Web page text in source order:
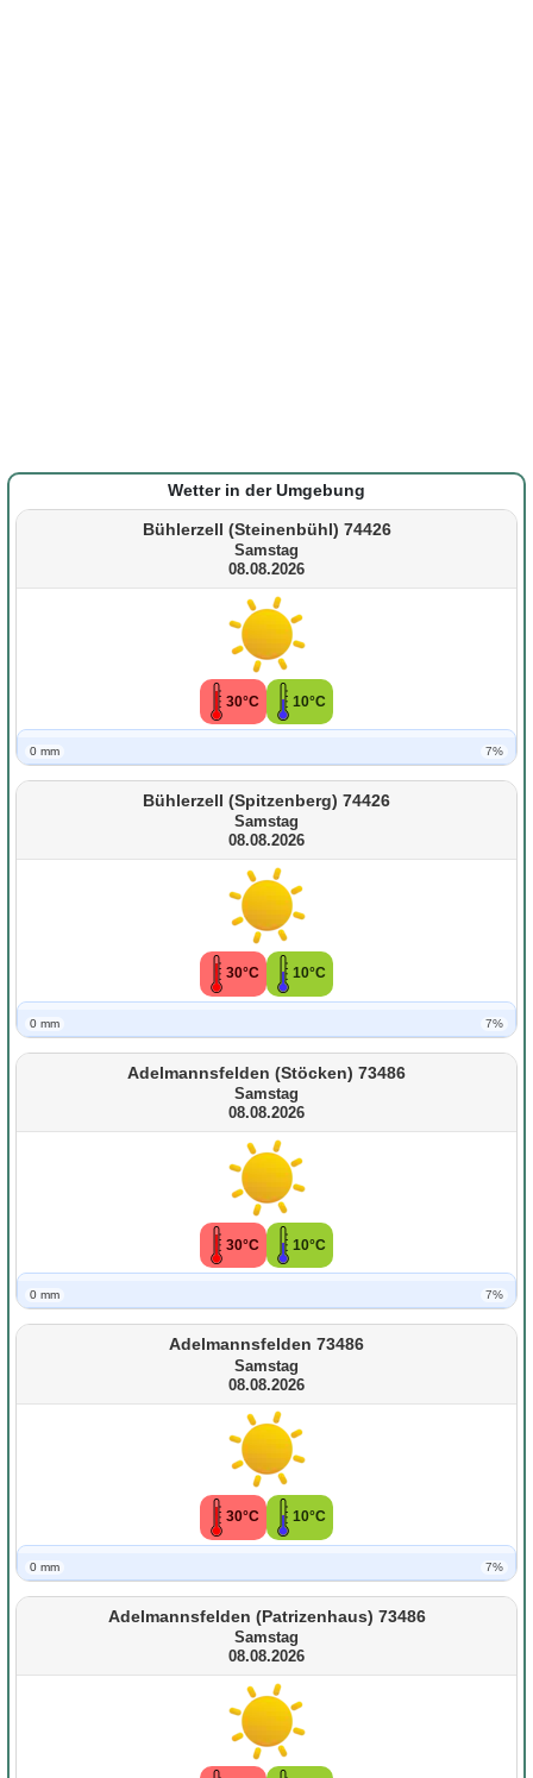
Wetter in der Umgebung
Bühlerzell (Steinenbühl) 74426
Samstag
08.08.2026
30°C 10°C
0 mm 7%
Bühlerzell (Spitzenberg) 74426
Samstag
08.08.2026
30°C 10°C
0 mm 7%
Adelmannsfelden (Stöcken) 73486
Samstag
08.08.2026
30°C 10°C
0 mm 7%
Adelmannsfelden 73486
Samstag
08.08.2026
30°C 10°C
0 mm 7%
Adelmannsfelden (Patrizenhaus) 73486
Samstag
08.08.2026